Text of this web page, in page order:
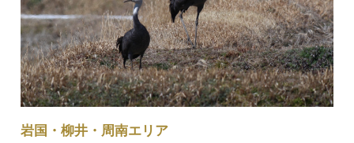
岩国・柳井・周南エリア